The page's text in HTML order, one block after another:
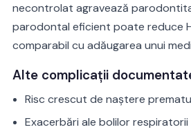
necontrolat agravează
parodontal eficient poate reduce
comparabil cu adăugarea unui
Alte complicații
Risc crescut de naștere
Exacerbări ale bolilor